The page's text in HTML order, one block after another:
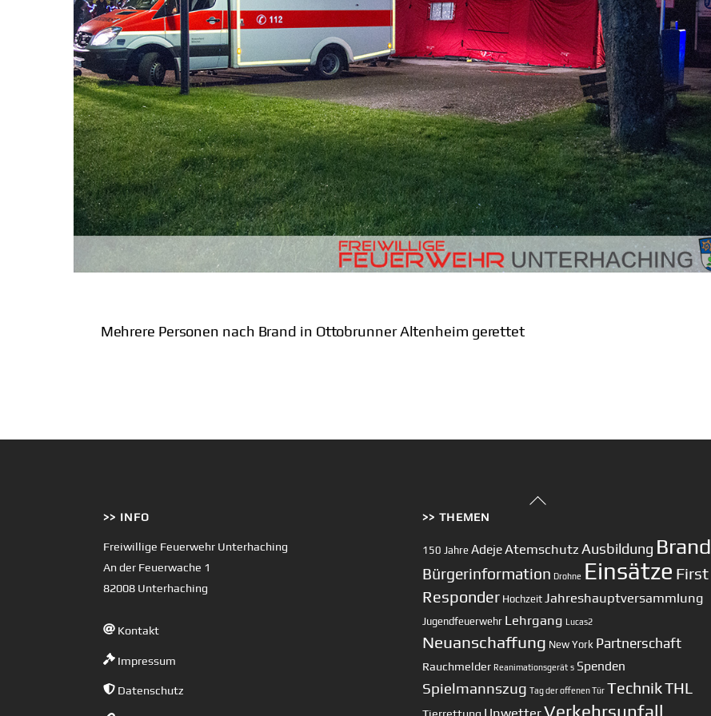
Mehrere Personen nach Brand in Ottobrunner Altenheim gerettet
Back
>> INFO
Freiwillige Feuerwehr Unterhaching
An der Feuerwache 1
82008 Unterhaching
Kontakt
Impressum
Datenschutz
>> THEMEN
150 Jahre AdejeAtemschutz Ausbildung Brand
Bürgerinformation Drohne Einsätze First
Responder Hochzeit Jahreshauptversammlung
Jugendfeuerwehr Lehrgang Lucas2
Neuanschaffung New York Partnerschaft
Rauchmelder Reanimationsgerät s Spenden
Spielmannszug Tag der offenen Tür TechnikTHL
Tierrettung UnwetterVerkehrsunfall